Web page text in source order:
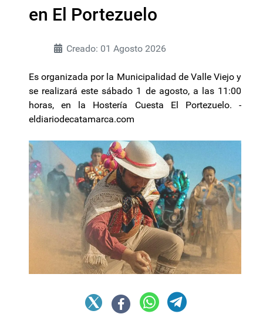
en El Portezuelo
Creado: 01 Agosto 2026
Es organizada por la Municipalidad de Valle Viejo y
se realizará este sábado 1 de agosto, a las 11:00
horas, en la Hostería Cuesta El Portezuelo. -
eldiariodecatamarca.com